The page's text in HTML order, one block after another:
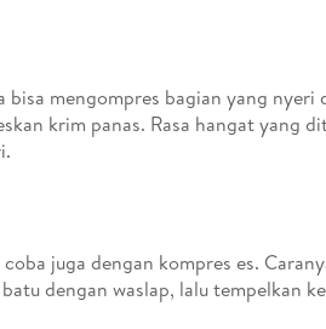
mengompres bagian yang nyeri
krim panas. Rasa hangat yang
juga dengan kompres es.
dengan waslap, lalu tempelkan